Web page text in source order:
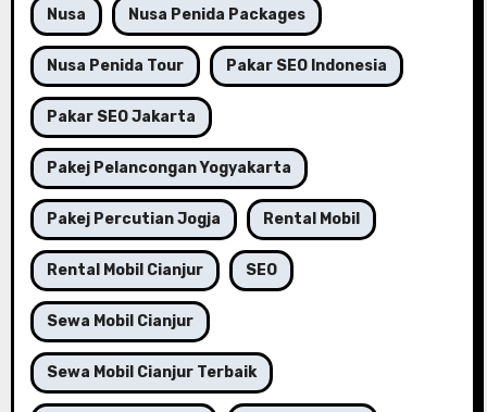
Nusa Nusa Penida Packages
Nusa Penida Tour Pakar SEO Indonesia
Pakar SEO Jakarta
Pakej Pelancongan Yogyakarta
Pakej Percutian Jogja Rental Mobil
Rental Mobil Cianjur SEO
Sewa Mobil Cianjur
Sewa Mobil Cianjur Terbaik